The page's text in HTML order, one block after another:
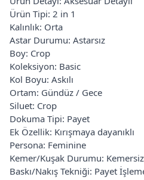
Ürün Tipi: 2 in 1
Kalınlık: Orta
Astar Durumu: Astarsız
Boy: Crop
Koleksiyon: Basic
Kol Boyu: Askılı
Ortam: Gündüz / Gece
Siluet: Crop
Dokuma Tipi: Payet
Ek Özellik: Kırışmaya dayanıklı
Persona: Feminine
Kemer/Kuşak Durumu: Kemersiz
Baskı/Nakış Tekniği: Payet